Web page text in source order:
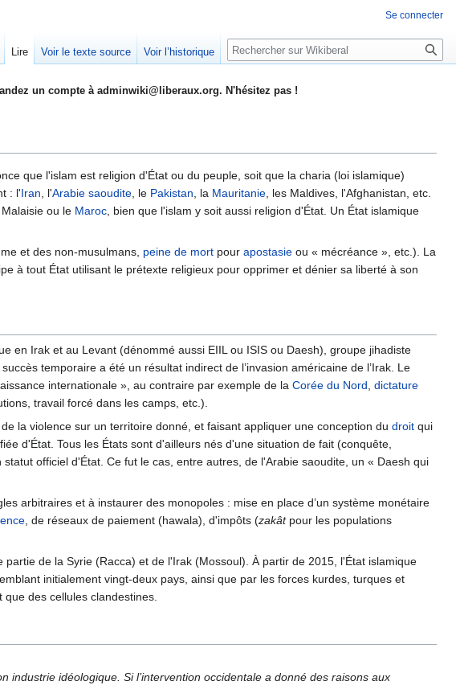
un compte à adminwiki@liberaux.org. N'hésitez pas !
que l'islam est religion d'État ou du peuple, soit que la charia (loi islamique)
: l'Iran, l'Arabie saoudite, le Pakistan, la Mauritanie, les Maldives, l'Afghanistan, etc.
ou le Maroc, bien que l'islam y soit aussi religion d'État. Un État islamique
et des non-musulmans, peine de mort pour apostasie ou « mécréance », etc.). La
à tout État utilisant le prétexte religieux pour opprimer et dénier sa liberté à son
en Irak et au Levant (dénommé aussi EIIL ou ISIS ou Daesh), groupe jihadiste
temporaire a été un résultat indirect de l’invasion américaine de l’Irak. Le
internationale », au contraire par exemple de la Corée du Nord, dictature
travail forcé dans les camps, etc.).
de la violence sur un territoire donné, et faisant appliquer une conception du droit qui
d'État. Tous les États sont d'ailleurs nés d'une situation de fait (conquête,
officiel d'État. Ce fut le cas, entre autres, de l'Arabie saoudite, un « Daesh qui
arbitraires et à instaurer des monopoles : mise en place d’un système monétaire
, de réseaux de paiement (hawala), d'impôts (zakâtpour les populations
de la Syrie (Racca) et de l'Irak (Mossoul). À partir de 2015, l'État islamique
initialement vingt-deux pays, ainsi que par les forces kurdes, turques et
des cellules clandestines.
industrie idéologique. Si l’intervention occidentale a donné des raisons aux
Se connecter
Lire Voir le texte source Voir l’historique Rechercher